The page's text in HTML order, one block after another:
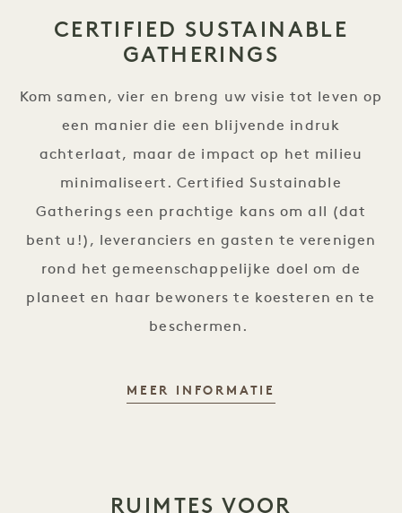
CERTIFIED SUSTAINABLE
GATHERINGS
Kom samen, vier en breng uw visie tot leven op
een manier die een blijvende indruk
achterlaat, maar de impact op het milieu
minimaliseert. Certified Sustainable
Gatherings een prachtige kans om all (dat
bent u!), leveranciers en gasten te verenigen
rond het gemeenschappelijke doel om de
planeet en haar bewoners te koesteren en te
beschermen.
MEER INFORMATIE
RUIMTES VOOR